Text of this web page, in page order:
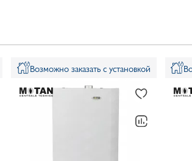
Возможно заказать с установкой